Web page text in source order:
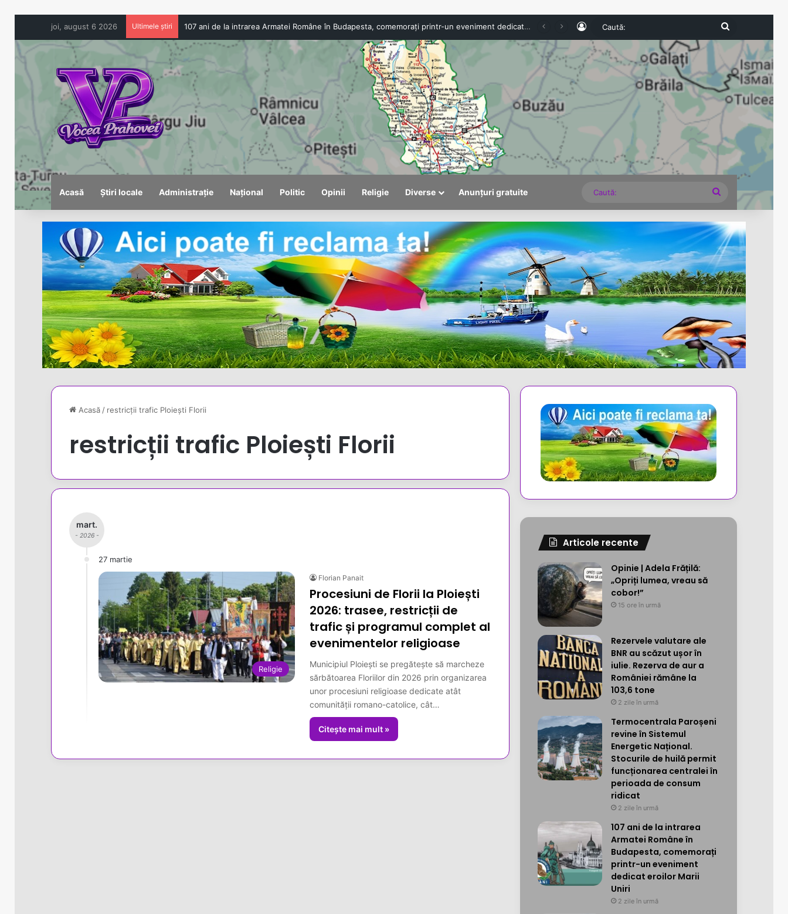
joi, august 6 2026 Ultimele știri 107 ani de la intrarea Armatei Române în Budapesta, comemorați printr-un eveniment dedicat eroilor Marii Uniri Log In Caută:
Acasă Știri locale Administrație Național Politic Opinii Religie Diverse Anunțuri gratuite Caută:
Acasă / restricții trafic Ploiești Florii
restricții trafic Ploiești Florii
mart.
- 2026 -
27 martie
Religie
Florian Panait
Procesiuni de Florii la Ploiești
2026: trasee, restricții de
trafic și programul complet al
evenimentelor religioase
Municipiul Ploiești se pregătește să marcheze
sărbătoarea Floriilor din 2026 prin organizarea
unor procesiuni religioase dedicate atât
comunității romano-catolice, cât…
Citește mai mult »
Articole recente
Opinie | Adela Frățilă:
„Opriți lumea, vreau să
cobor!”
15 ore în urmă
Rezervele valutare ale
BNR au scăzut ușor în
iulie. Rezerva de aur a
României rămâne la
103,6 tone
2 zile în urmă
Termocentrala Paroșeni
revine în Sistemul
Energetic Național.
Stocurile de huilă permit
funcționarea centralei în
perioada de consum
ridicat
2 zile în urmă
107 ani de la intrarea
Armatei Române în
Budapesta, comemorați
printr-un eveniment
dedicat eroilor Marii
Uniri
2 zile în urmă